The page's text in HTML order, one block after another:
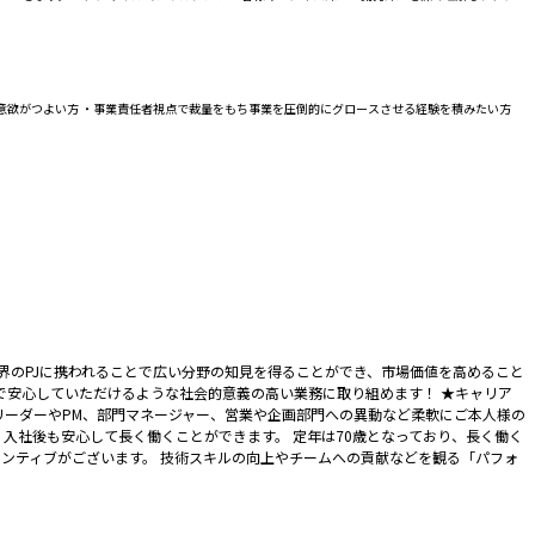
がつよい方 ・事業責任者視点で裁量をもち事業を圧倒的にグロースさせる経験を積みたい方
PJに携われることで広い分野の知見を得ることができ、市場価値を高めること
心していただけるような社会的意義の高い業務に取り組めます！ ★キャリア
ダーやPM、部門マネージャー、営業や企画部門への異動など柔軟にご本人様の
後も安心して長く働くことができます。 定年は70歳となっており、長く働く
ィブがございます。 技術スキルの向上やチームへの貢献などを観る「パフォ